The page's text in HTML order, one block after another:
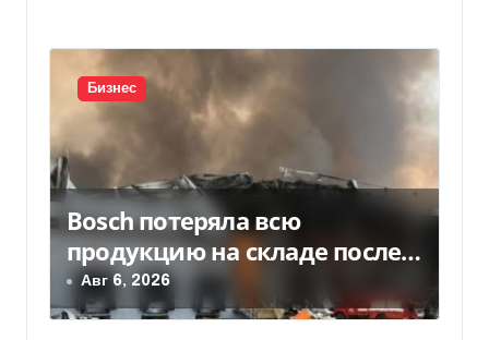
я
мБизнес
Bosch потеряла всю
продукцию на складе после
российской атаки
Авг 6, 2026